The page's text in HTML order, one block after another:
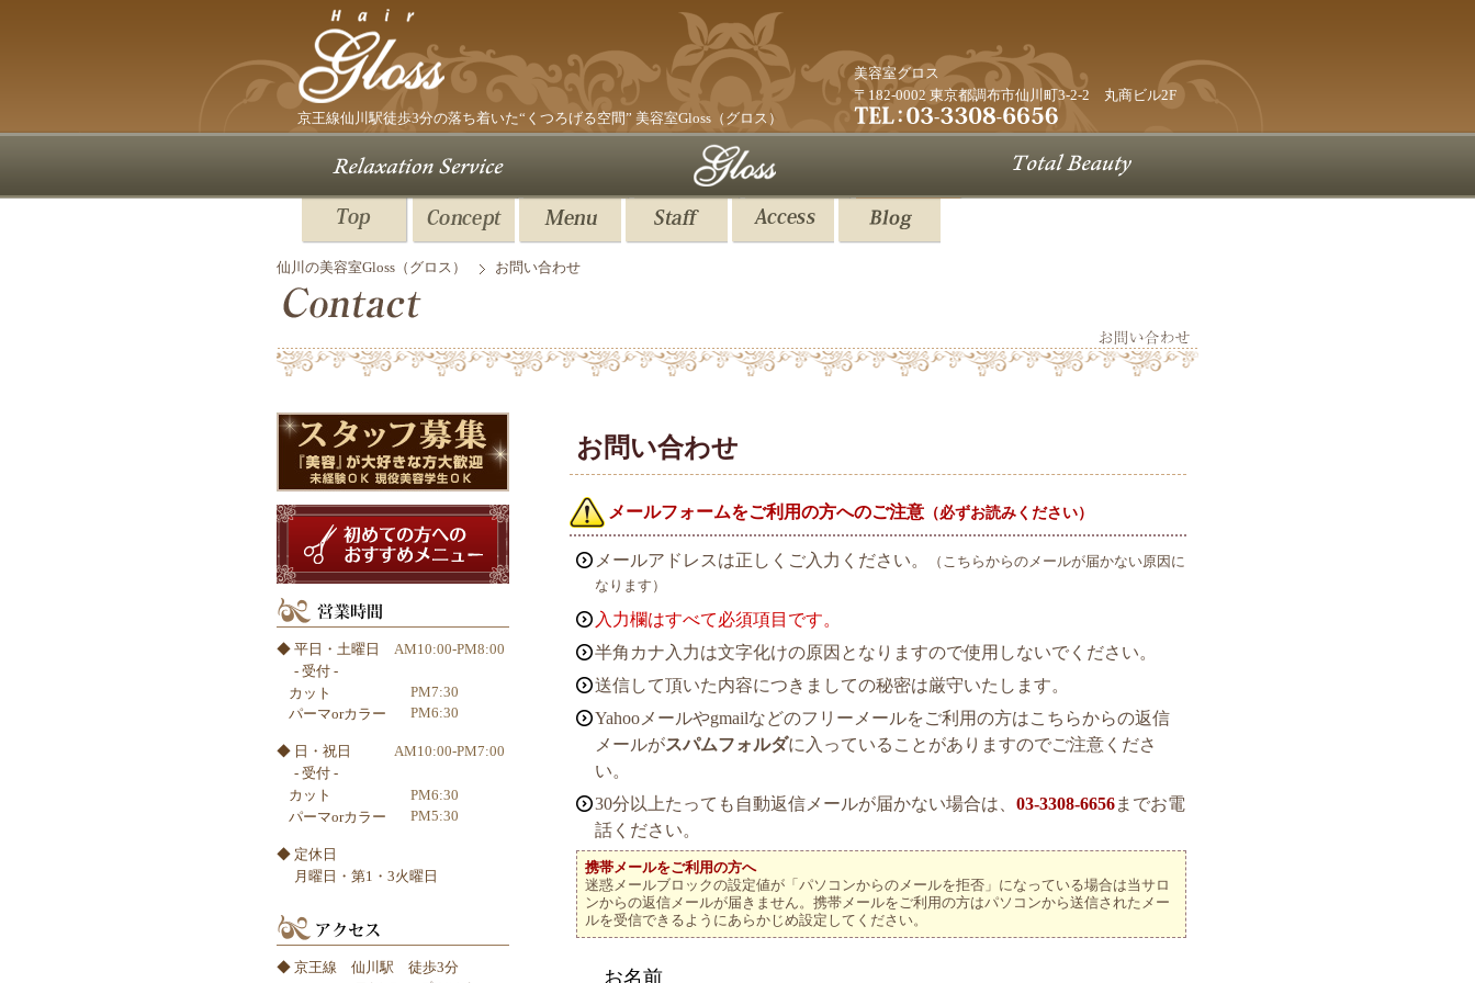
京王線仙川駅徒歩3分の落ち着いた“くつろげる空間” 美容室Gloss（グロス）
美容室グロス
〒182-0002 東京都調布市仙川町3-2-2 丸商ビル2F
仙川の美容室Gloss（グロス） お問い合わせ
お問い合わせ
メールフォームをご利用の方へのご注意 （必ずお読みください）
メールアドレスは正しくご入力ください。 （こちらからのメールが届かない原因に
なります）
入力欄はすべて必須項目です。
半角カナ入力は文字化けの原因となりますので使用しないでください。
送信して頂いた内容につきましての秘密は厳守いたします。
Yahooメールやgmailなどのフリーメールをご利用の方はこちらからの返信
メールがスパムフォルダに入っていることがありますのでご注意くださ
い。
30分以上たっても自動返信メールが届かない場合は、 03-3308-6656までお電
話ください。
携帯メールをご利用の方へ
迷惑メールブロックの設定値が「パソコンからのメールを拒否」になっている場合は当サロ
ンからの返信メールが届きません。携帯メールをご利用の方はパソコンから送信されたメー
ルを受信できるようにあらかじめ設定してください。
お名前
初めての方へのおすすめメニュー
◆ 平日・土曜日
AM10:00-PM8:00
- 受付 -
カット
PM7:30
パーマorカラー
PM6:30
◆ 日・祝日
AM10:00-PM7:00
- 受付 -
カット
PM6:30
パーマorカラー
PM5:30
◆ 定休日
月曜日・第1・3火曜日
◆ 京王線 仙川駅 徒歩3分